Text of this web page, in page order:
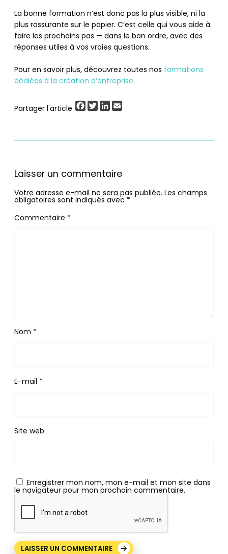
La bonne formation n’est donc pas la plus visible, ni la
plus rassurante sur le papier. C’est celle qui vous aide à
faire les prochains pas — dans le bon ordre, avec des
réponses utiles à vos vraies questions.
Pour en savoir plus, découvrez toutes nos formations
dédiées à la création d’entreprise.
Partager l'article Facebook
TwitterLinkedIn
Laisser un commentaire
Votre adresse e-mail ne sera pas publiée. Les champs
obligatoires sont indiqués avec *
Commentaire *
Nom *
E-mail *
Site web
Enregistrer mon nom, mon e-mail et mon site dans
le navigateur pour mon prochain commentaire.